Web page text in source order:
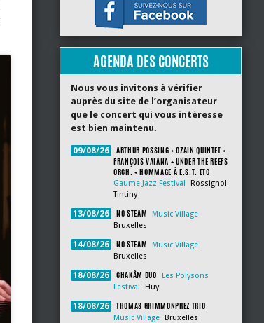
AGENDA DES CONCERTS
Nous vous invitons à vérifier
auprès du site de l’organisateur
que le concert qui vous intéresse
est bien maintenu.
09/08/26
ARTHUR POSSING + OZAIN QUINTET +
FRANÇOIS VAIANA + UNDER THE REEFS
ORCH. + HOMMAGE À E.S.T. ETC
Gaume Jazz Festival
Rossignol-
Tintiny
13/08/26 NO STEAM
Music Village
Bruxelles
14/08/26 NO STEAM
Music Village
Bruxelles
18/08/26 CHAKÂM DUO
Les Polysons
Festival
Huy
18/08/26 THOMAS GRIMMONPREZ TRIO
Music Village Bruxelles